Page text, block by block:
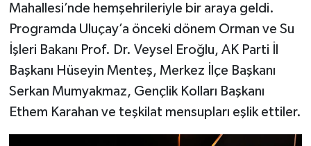
Mahallesi’nde hemşehrileriyle bir araya geldi.
Programda Uluçay’a önceki dönem Orman ve Su
İşleri Bakanı Prof. Dr. Veysel Eroğlu, AK Parti İl
Başkanı Hüseyin Menteş, Merkez İlçe Başkanı
Serkan Mumyakmaz, Gençlik Kolları Başkanı
Ethem Karahan ve teşkilat mensupları eşlik ettiler.